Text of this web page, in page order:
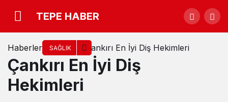
TEPE HABER
Haberler SAĞLIK Çankırı En İyi Diş Hekimleri
Çankırı En İyi Diş
Hekimleri